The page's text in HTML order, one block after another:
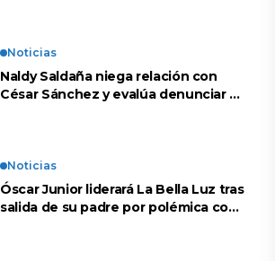
Noticias
Naldy Saldaña niega relación con
César Sánchez y evalúa denunciar a
Noticias
Óscar Junior liderará La Bella Luz tras
salida de su padre por polémica con